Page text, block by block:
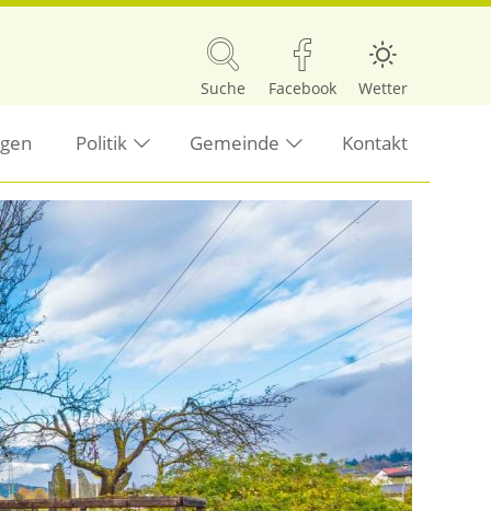
Suche Facebook Wetter
Politik Gemeinde Kontakt